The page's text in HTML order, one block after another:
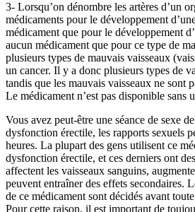
3- Lorsqu’on dénombre les artères d’un
médicaments pour le développement
médicament que pour le développement
aucun médicament que pour ce type de
plusieurs types de mauvais vaisseaux
un cancer. Il y a donc plusieurs types de
tandis que les mauvais vaisseaux ne sont
Le médicament n’est pas disponible sans
Vous avez peut-être une séance de sexe
dysfonction érectile, les rapports sexuels
heures. La plupart des gens utilisent ce
dysfonction érectile, et ces derniers ont
affectent les vaisseaux sanguins,
peuvent entraîner des effets secondaires.
de ce médicament sont décidés avant
Pour cette raison, il est important de